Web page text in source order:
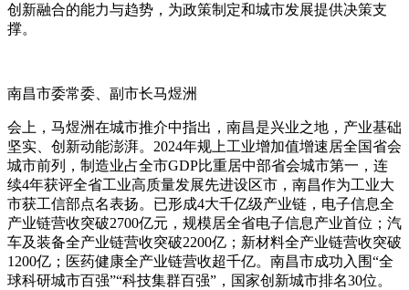
创新融合的能力与趋势，为政策制定和城市发展提供决策支
撑。
南昌市委常委、副市长马煜洲
会上，马煜洲在城市推介中指出，南昌是兴业之地，产业基础
坚实、创新动能澎湃。2024年规上工业增加值增速居全国省会
城市前列，制造业占全市GDP比重居中部省会城市第一，连
续4年获评全省工业高质量发展先进设区市，南昌作为工业大
市获工信部点名表扬。已形成4大千亿级产业链，电子信息全
产业链营收突破2700亿元，规模居全省电子信息产业首位；汽
车及装备全产业链营收突破2200亿；新材料全产业链营收突破
1200亿；医药健康全产业链营收超千亿。南昌市成功入围“全
球科研城市百强”“科技集群百强”，国家创新城市排名30位。